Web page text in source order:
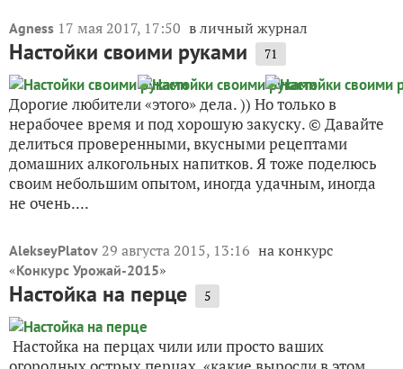
Agness 17 мая 2017, 17:50 в личный журнал
Настойки своими руками 71
Дорогие любители «этого» дела. )) Но только в
нерабочее время и под хорошую закуску. © Давайте
делиться проверенными, вкусными рецептами
домашних алкогольных напитков. Я тоже поделюсь
своим небольшим опытом, иногда удачным, иногда
не очень....
AlekseyPlatov 29 августа 2015, 13:16 на конкурс
«Конкурс Урожай-2015»
Настойка на перце 5
Настойка на перцах чили или просто ваших